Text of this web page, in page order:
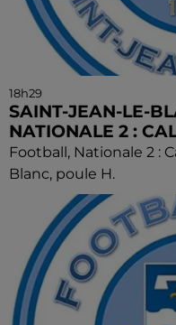
18h29
SAINT-JEAN-LE-
NATIONALE 2 :
Football, Nationale 2 :
Blanc, poule H.